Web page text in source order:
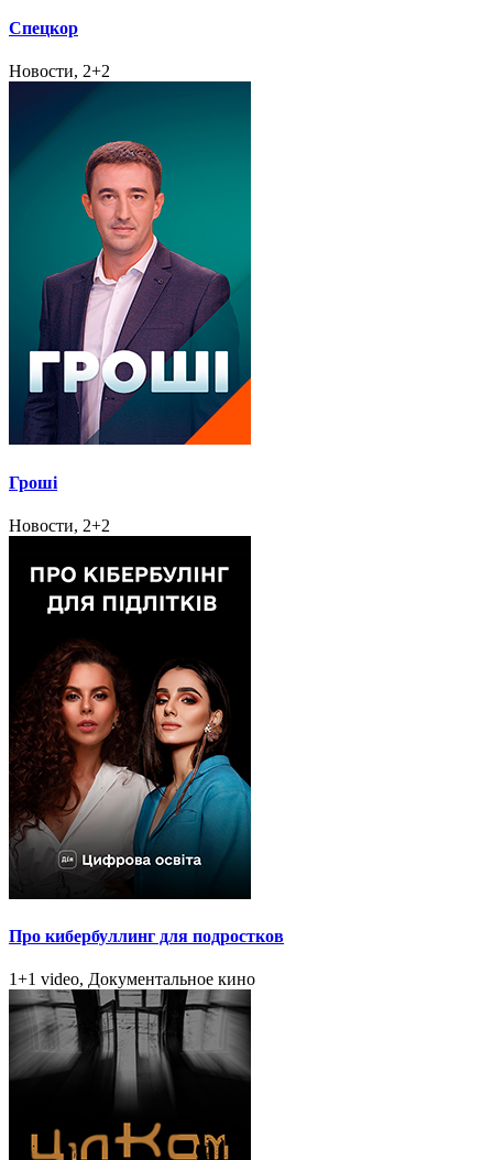
Спецкор
Новости, 2+2
Гроші
Новости, 2+2
Про кибербуллинг для подростков
1+1 video, Документальное кино